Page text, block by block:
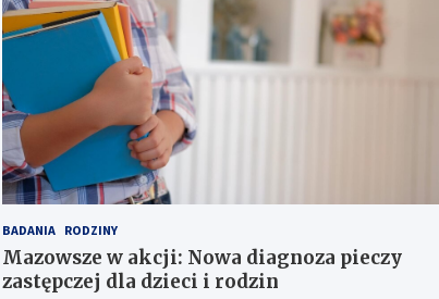
BADANIA RODZINY
Mazowsze w akcji: Nowa diagnoza pieczy
zastępczej dla dzieci i rodzin